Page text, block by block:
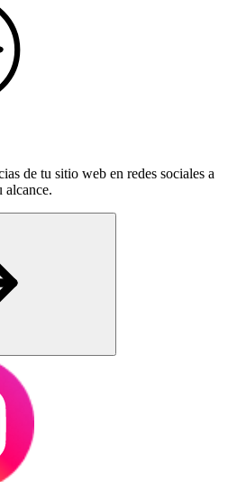
de tu sitio web en redes sociales a
alcance.